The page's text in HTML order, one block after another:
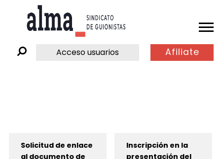
Acceso usuarios Afiliate
Solicitud de enlace
al documento de
Inscripción en la
presentación del